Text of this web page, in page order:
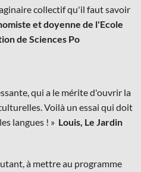
collectif qu'il faut savoir
et doyenne de l'Ecole
de Sciences Po
qui a le mérite d'ouvrir la
Voilà un essai qui doit
langues ! » Louis, Le Jardin
à mettre au programme